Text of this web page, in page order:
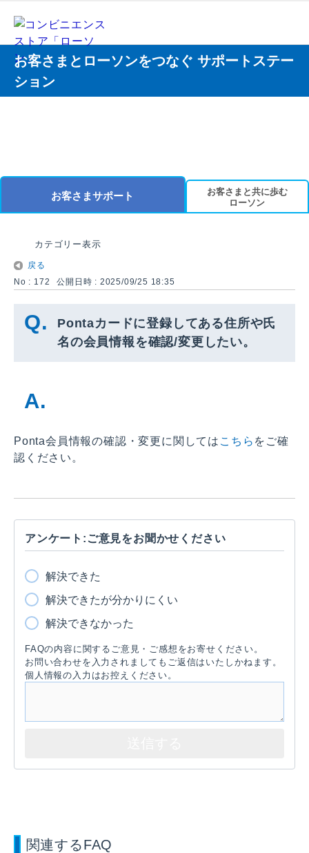
お客さまとローソンをつなぐ サポートステー
ション
お客さまサポート
お客さまと共に歩む
ローソン
カテゴリー表示
戻る
No : 172
公開日時 : 2025/09/25 18:35
Pontaカードに登録してある住所や氏
名の会員情報を確認/変更したい。
Ponta会員情報の確認・変更に関しては こちら をご確
認ください。
アンケート:ご意見をお聞かせください
解決できた
解決できたが分かりにくい
解決できなかった
FAQの内容に関するご意見・ご感想をお寄せください。
お問い合わせを入力されましてもご返信はいたしかねます。
個人情報の入力はお控えください。
関連するFAQ